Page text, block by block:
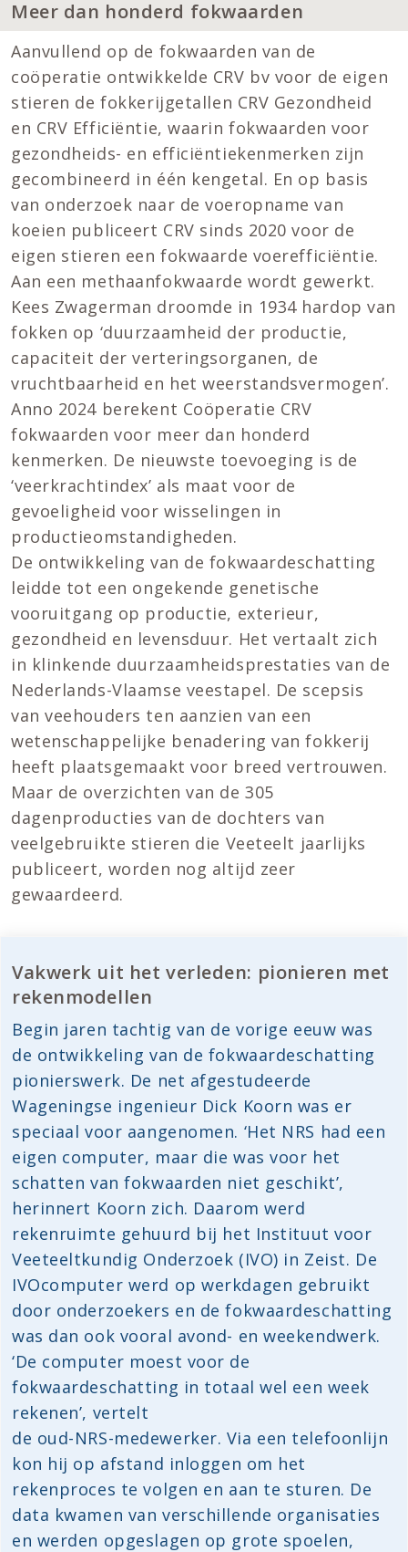
Meer dan honderd fokwaarden
Aanvullend op de fokwaarden van de
coöperatie ontwikkelde CRV bv voor de eigen
stieren de fokkerijgetallen CRV Gezondheid
en CRV Efficiëntie, waarin fokwaarden voor
gezondheids- en efficiëntiekenmerken zijn
gecombineerd in één kengetal. En op basis
van onderzoek naar de voeropname van
koeien publiceert CRV sinds 2020 voor de
eigen stieren een fokwaarde voerefficiëntie.
Aan een methaanfokwaarde wordt gewerkt.
Kees Zwagerman droomde in 1934 hardop van
fokken op ‘duurzaamheid der productie,
capaciteit der verteringsorganen, de
vruchtbaarheid en het weerstandsvermogen’.
Anno 2024 berekent Coöperatie CRV
fokwaarden voor meer dan honderd
kenmerken. De nieuwste toevoeging is de
‘veerkrachtindex’ als maat voor de
gevoeligheid voor wisselingen in
productieomstandigheden.
De ontwikkeling van de fokwaardeschatting
leidde tot een ongekende genetische
vooruitgang op productie, exterieur,
gezondheid en levensduur. Het vertaalt zich
in klinkende duurzaamheidsprestaties van de
Nederlands-Vlaamse veestapel. De scepsis
van veehouders ten aanzien van een
wetenschappelijke benadering van fokkerij
heeft plaatsgemaakt voor breed vertrouwen.
Maar de overzichten van de 305
dagenproducties van de dochters van
veelgebruikte stieren die Veeteelt jaarlijks
publiceert, worden nog altijd zeer
gewaardeerd.
Vakwerk uit het verleden: pionieren met
rekenmodellen
Begin jaren tachtig van de vorige eeuw was
de ontwikkeling van de fokwaardeschatting
pionierswerk. De net afgestudeerde
Wageningse ingenieur Dick Koorn was er
speciaal voor aangenomen. ‘Het NRS had een
eigen computer, maar die was voor het
schatten van fokwaarden niet geschikt’,
herinnert Koorn zich. Daarom werd
rekenruimte gehuurd bij het Instituut voor
Veeteeltkundig Onderzoek (IVO) in Zeist. De
IVOcomputer werd op werkdagen gebruikt
door onderzoekers en de fokwaardeschatting
was dan ook vooral avond- en weekendwerk.
‘De computer moest voor de
fokwaardeschatting in totaal wel een week
rekenen’, vertelt
de oud-NRS-medewerker. Via een telefoonlijn
kon hij op afstand inloggen om het
rekenproces te volgen en aan te sturen. De
data kwamen van verschillende organisaties
en werden opgeslagen op grote spoelen,